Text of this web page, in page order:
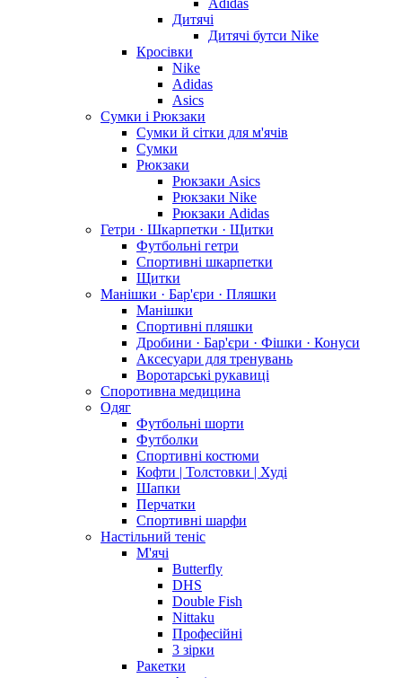
Adidas
Дитячі
Дитячі бутси Nike
Кросівки
Nike
Adidas
Asics
Сумки і Рюкзаки
Сумки й сітки для м'ячів
Сумки
Рюкзаки
Рюкзаки Asics
Рюкзаки Nike
Рюкзаки Adidas
Гетри · Шкарпетки · Щитки
Футбольні гетри
Спортивні шкарпетки
Щитки
Манішки · Бар'єри · Пляшки
Манішки
Спортивні пляшки
Дробини · Бар'єри · Фішки · Конуси
Аксесуари для тренувань
Воротарські рукавиці
Споротивна медицина
Одяг
Футбольні шорти
Футболки
Спортивні костюми
Кофти | Толстовки | Худі
Шапки
Перчатки
Спортивні шарфи
Настільний теніс
М'ячі
Butterfly
DHS
Double Fish
Nittaku
Професійні
3 зірки
Ракетки